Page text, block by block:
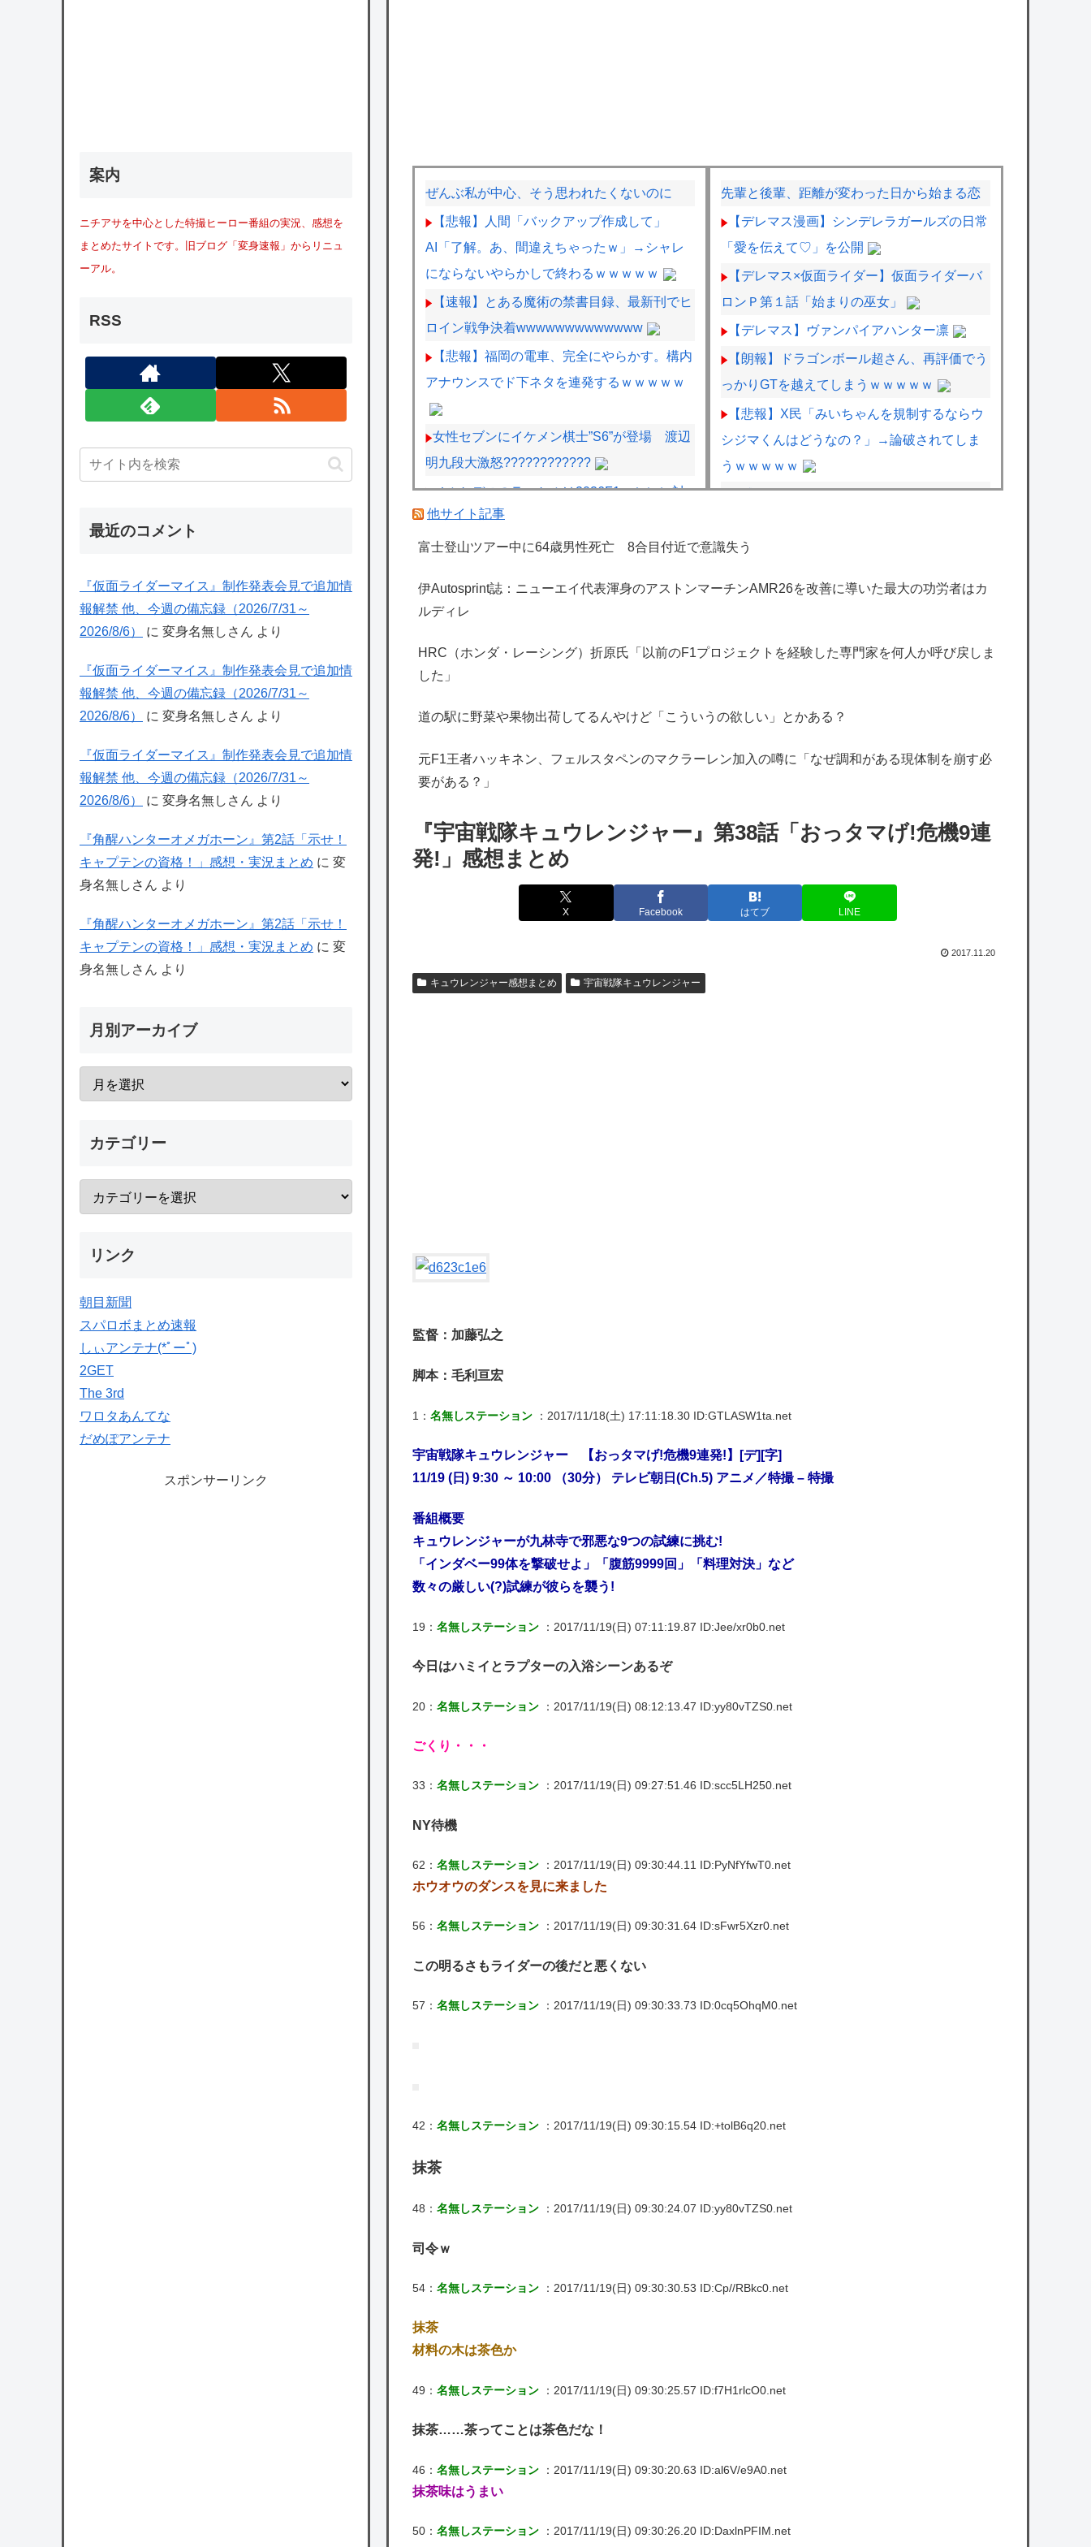
ぜんぶ私が中心、そう思われたくないのに
【悲報】人間「バックアップ作成して」
AI「了解。あ、間違えちゃったｗ」→シャレ
にならないやらかしで終わるｗｗｗｗｗ
【速報】とある魔術の禁書目録、最新刊でヒ
ロイン戦争決着wwwwwwwwwwwww
【悲報】福岡の電車、完全にやらかす。構内
アナウンスでド下ネタを連発するｗｗｗｗｗ
女性セブンにイケメン棋士”S6”が登場 渡辺
明九段大激怒????????????
メルセデスのラッセルは2026F1マシンに対
し雑音をきり離し本質的な部分に集中できて
いないらしい
に寄り付かないネコが部屋に入って来て一緒
西山朋佳女流三冠、女性初の棋士資格懸かる
白玲戦「今まで通りに」
海外「日本は特別！」日本の地震支援を申し
海外「勘弁して！」米国人が最も恐れる日本
の為替介入再びで海外が大騒ぎ
のは韓国人である理由がこちら…」→「日本
も感謝してるらしい…（ﾌﾞﾙﾌﾞﾙ」＝韓国の反
海外「日本よ、お前がナンバーワンだ」 熊
衝撃
別課題消化時は別として
先輩と後輩、距離が変わった日から始まる恋
【デレマス漫画】シンデレラガールズの日常
「愛を伝えて♡」を公開
【デレマス×仮面ライダー】仮面ライダーバ
ロンＰ第１話「始まりの巫女」
【デレマス】ヴァンパイアハンター凛
【朗報】ドラゴンボール超さん、再評価でう
っかりGTを越えてしまうｗｗｗｗｗ
【悲報】X民「みいちゃんを規制するならウ
シジマくんはどうなの？」→論破されてしま
うｗｗｗｗｗ
「感動：S」なのに「ギャグ：S」←これが
【衝撃】若者達「株取引をゲーム感覚にした
【雑談】ホロライブ掲示板：ホロ速：
大手Vグループのライバーさん、案件の同接
【艦これ】ヴァトールはなんて呼べばいいん
【艦これ】VautourちゃんはE5に入れると強
いと聞いたけど どれくらいつよいのかしら
【悲報】岡本和真の指標、ガチで限界突破ｗ
エンカーナシオン(De) 25試合 .304(102-31) 6
他サイト記事
富士登山ツアー中に64歳男性死亡 8合目付近で意識失う
伊Autosprint誌：ニューエイ代表渾身のアストンマーチンAMR26を改善に導いた最大の功労者はカ
ルディレ
HRC（ホンダ・レーシング）折原氏「以前のF1プロジェクトを経験した専門家を何人か呼び戻しま
した」
道の駅に野菜や果物出荷してるんやけど「こういうの欲しい」とかある？
元F1王者ハッキネン、フェルスタペンのマクラーレン加入の噂に「なぜ調和がある現体制を崩す必
要がある？」
『宇宙戦隊キュウレンジャー』第38話「おっタマげ!危機9連
発!」感想まとめ
X Facebook はてブ LINE
2017.11.20
キュウレンジャー感想まとめ 宇宙戦隊キュウレンジャー
監督：加藤弘之
脚本：毛利亘宏
1： 名無しステーション ：2017/11/18(土) 17:11:18.30 ID:GTLASW1ta.net
宇宙戦隊キュウレンジャー 【おっタマげ!危機9連発!】[デ][字]
11/19 (日) 9:30 ～ 10:00 （30分） テレビ朝日(Ch.5) アニメ／特撮 – 特撮
番組概要
キュウレンジャーが九林寺で邪悪な9つの試練に挑む!
「インダベー99体を撃破せよ」「腹筋9999回」「料理対決」など
数々の厳しい(?)試練が彼らを襲う!
19： 名無しステーション ：2017/11/19(日) 07:11:19.87 ID:Jee/xr0b0.net
今日はハミイとラプターの入浴シーンあるぞ
20： 名無しステーション ：2017/11/19(日) 08:12:13.47 ID:yy80vTZS0.net
ごくり・・・
33： 名無しステーション ：2017/11/19(日) 09:27:51.46 ID:scc5LH250.net
NY待機
62： 名無しステーション ：2017/11/19(日) 09:30:44.11 ID:PyNfYfwT0.net
ホウオウのダンスを見に来ました
56： 名無しステーション ：2017/11/19(日) 09:30:31.64 ID:sFwr5Xzr0.net
この明るさもライダーの後だと悪くない
57： 名無しステーション ：2017/11/19(日) 09:30:33.73 ID:0cq5OhqM0.net
42： 名無しステーション ：2017/11/19(日) 09:30:15.54 ID:+tolB6q20.net
抹茶
48： 名無しステーション ：2017/11/19(日) 09:30:24.07 ID:yy80vTZS0.net
司令ｗ
54： 名無しステーション ：2017/11/19(日) 09:30:30.53 ID:Cp//RBkc0.net
抹茶
材料の木は茶色か
49： 名無しステーション ：2017/11/19(日) 09:30:25.57 ID:f7H1rlcO0.net
抹茶……茶ってことは茶色だな！
46： 名無しステーション ：2017/11/19(日) 09:30:20.63 ID:al6V/e9A0.net
抹茶味はうまい
50： 名無しステーション ：2017/11/19(日) 09:30:26.20 ID:DaxlnPFIM.net
案内
ニチアサを中心とした特撮ヒーロー番組の実況、感想を
まとめたサイトです。旧ブログ「変身速報」からリニュ
ーアル。
RSS
最近のコメント
『仮面ライダーマイス』制作発表会見で追加情
報解禁 他、今週の備忘録（2026/7/31～
2026/8/6）
に 変身名無しさん より
『仮面ライダーマイス』制作発表会見で追加情
報解禁 他、今週の備忘録（2026/7/31～
2026/8/6）
に 変身名無しさん より
『仮面ライダーマイス』制作発表会見で追加情
報解禁 他、今週の備忘録（2026/7/31～
2026/8/6）
に 変身名無しさん より
『角醒ハンターオメガホーン』第2話「示せ！
キャプテンの資格！」感想・実況まとめ に 変
身名無しさん より
『角醒ハンターオメガホーン』第2話「示せ！
キャプテンの資格！」感想・実況まとめ に 変
身名無しさん より
月別アーカイブ
カテゴリー
リンク
朝目新聞
スパロボまとめ速報
しぃアンテナ(*ﾟーﾟ)
2GET
The 3rd
ワロタあんてな
だめぽアンテナ
スポンサーリンク